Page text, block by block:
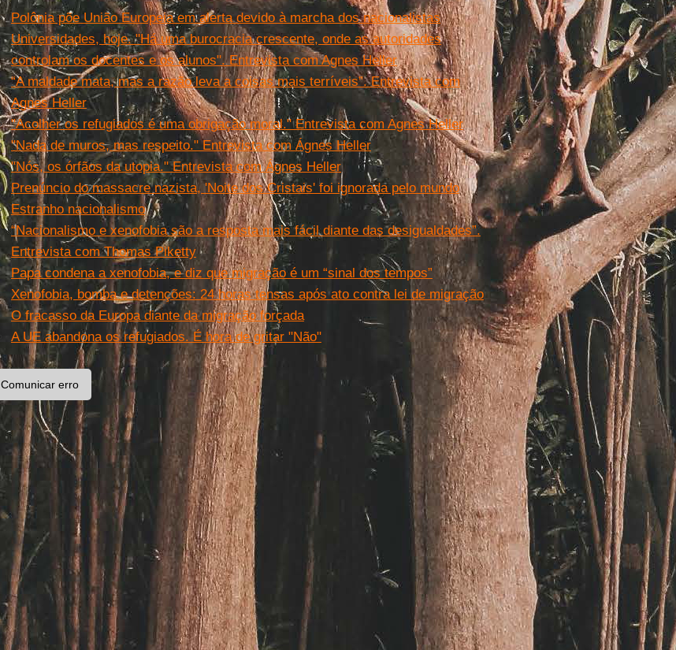
Polônia põe União Europeia em alerta devido à marcha dos nacionalistas
Universidades, hoje. "Há uma burocracia crescente, onde as autoridades
controlam os docentes e os alunos". Entrevista com Agnes Heller
“A maldade mata, mas a razão leva a coisas mais terríveis”. Entrevista com
Agnes Heller
"Acolher os refugiados é uma obrigação moral." Entrevista com Agnes Heller
"Nada de muros, mas respeito." Entrevista com Ágnes Heller
"Nós, os órfãos da utopia." Entrevista com Ágnes Heller
Prenúncio do massacre nazista, 'Noite dos Cristais' foi ignorada pelo mundo
Estranho nacionalismo
“Nacionalismo e xenofobia são a resposta mais fácil diante das desigualdades”.
Entrevista com Thomas Piketty
Papa condena a xenofobia, e diz que migração é um “sinal dos tempos”
Xenofobia, bomba e detenções: 24 horas tensas após ato contra lei de migração
O fracasso da Europa diante da migração forçada
A UE abandona os refugiados. É hora de gritar "Não"
Comunicar erro